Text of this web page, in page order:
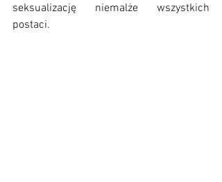
seksualizację niemalże wszystkich
postaci.